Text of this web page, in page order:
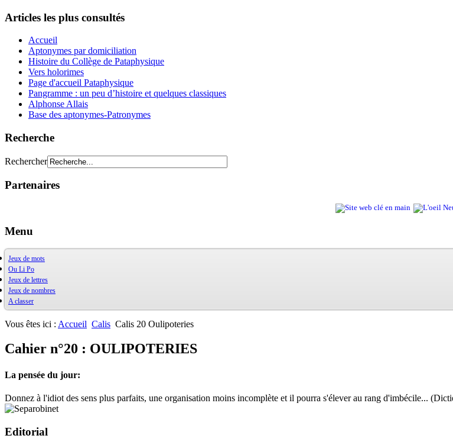
Articles les plus consultés
Accueil
Aptonymes par domiciliation
Histoire du Collège de Pataphysique
Vers holorimes
Page d'accueil Pataphysique
Pangramme : un peu d’histoire et quelques classiques
Alphonse Allais
Base des aptonymes-Patronymes
Recherche
Rechercher
Partenaires
Menu
Jeux de mots
OuXPo
Contrepets
Palindromes
Jeux de mots divers
Récréamots
Glossaire des figures de style
Anaphore
Ou Li Po
OuLiPo
Base de la Bibliothèque Oulipienne
Oulipiens
G. Perec
Bibliographie
Alphabet
La vie mode d'emploi
Ecrit par des oulipiens
Jeux de lettres
Jeux de nombres
Ludimath
Base Ludimath
Ludimaths : bibliographie
Carrés magiques
Jouez carré
A classer
Vous êtes ici : Accueil Calis Calis 20 Oulipoteries
Cahier n°20 : OULIPOTERIES
La pensée du jour:
Donnez à l'idiot des sens plus parfaits, une organisation moins incomplète et il pourra s'élever au rang d'imbécile...
Editorial